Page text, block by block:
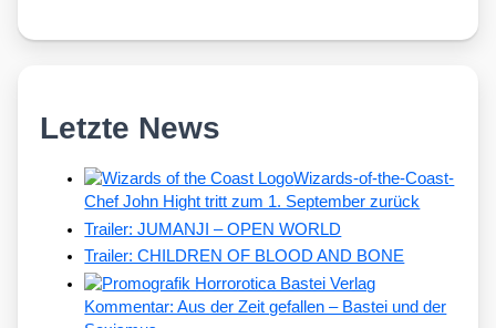
Letzte News
Wizards-of-the-Coast-
Chef John Hight tritt zum 1. September zurück
Trailer: JUMANJI – OPEN WORLD
Trailer: CHILDREN OF BLOOD AND BONE
Kommentar: Aus der Zeit gefallen – Bastei und der